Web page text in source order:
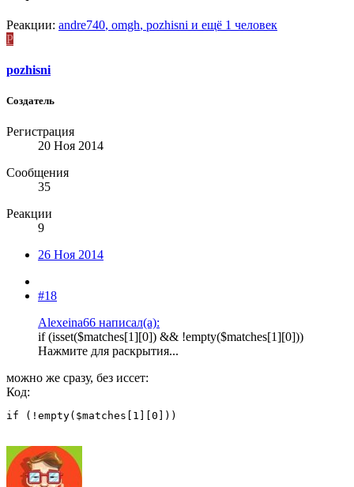
Реакции: andre740, omgh, pozhisni и ещё 1 человек
P
pozhisni
Создатель
Регистрация
20 Ноя 2014
Сообщения
35
Реакции
9
26 Ноя 2014
#18
Alexeina66 написал(а):
if (isset($matches[1][0]) && !empty($matches[1][0]))
Нажмите для раскрытия...
можно же сразу, без иссет:
Код:
if (!empty($matches[1][0]))